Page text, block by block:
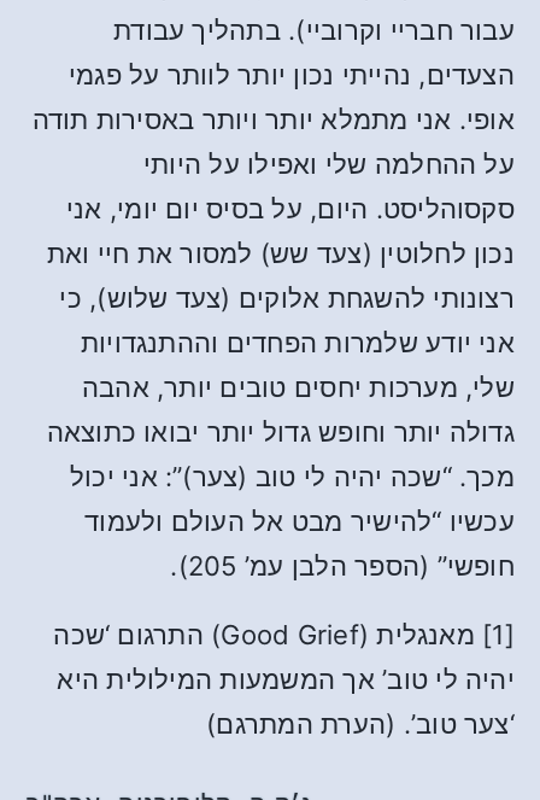
עבור חבריי וקרוביי). בתהליך עבודת
הצעדים, נהייתי נכון יותר לוותר על פגמי
אופי. אני מתמלא יותר ויותר באסירות תודה
על ההחלמה שלי ואפילו על היותי
סקסוהליסט. היום, על בסיס יום יומי, אני
נכון לחלוטין (צעד שש) למסור את חיי ואת
רצונותי להשגחת אלוקים (צעד שלוש), כי
אני יודע שלמרות הפחדים וההתנגדויות
שלי, מערכות יחסים טובים יותר, אהבה
גדולה יותר וחופש גדול יותר יבואו כתוצאה
מכך. “שכה יהיה לי טוב (צער)”: אני יכול
עכשיו “להישיר מבט אל העולם ולעמוד
חופשי” (הספר הלבן עמ’ 205).
[1] מאנגלית (Good Grief) התרגום ‘שכה
יהיה לי טוב’ אך המשמעות המילולית היא
‘צער טוב’. (הערת המתרגם)